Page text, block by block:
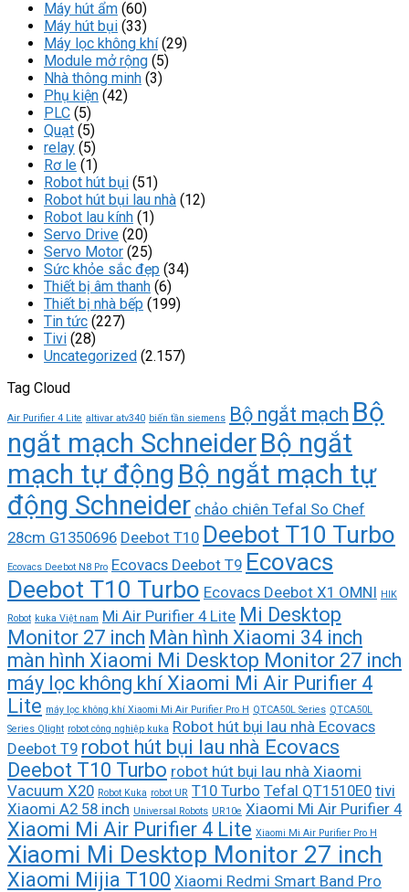
Máy hút ẩm (60)
Máy hút bụi (33)
Máy lọc không khí(29)
Module mở rộng (5)
Nhà thông minh (3)
Phụ kiện (42)
PLC (5)
Quạt (5)
relay (5)
Rơ le (1)
Robot hút bụi (51)
Robot hút bụi lau nhà (12)
Robot lau kính (1)
Servo Drive (20)
Servo Motor (25)
Sức khỏe sắc đẹp (34)
Thiết bị âm thanh (6)
Thiết bị nhà bếp (199)
Tin tức (227)
Tivi (28)
Uncategorized (2.157)
Tag Cloud
Air Purifier 4 Lite altivar atv340 biến tần siemens Bộ ngắt mạch Bộ
ngắt mạch SchneiderBộ ngắt
mạch tự động Bộ ngắt mạch tự
động Schneider chảo chiên Tefal So Chef
28cm G1350696 Deebot T10 Deebot T10 Turbo
Ecovacs Deebot N8 Pro Ecovacs Deebot T9 Ecovacs
Deebot T10 Turbo Ecovacs Deebot X1 OMNI HIK
Robot kuka Việt nam Mi Air Purifier 4 Lite Mi Desktop
Monitor 27 inch Màn hình Xiaomi 34 inch
màn hình Xiaomi Mi Desktop Monitor 27 inch
máy lọc không khí Xiaomi Mi Air Purifier 4
Lite máy lọc không khí Xiaomi Mi Air Purifier Pro H QTCA50L Series QTCA50L
Series Qlight robot công nghiệp kuka Robot hút bụi lau nhà Ecovacs
Deebot T9 robot hút bụi lau nhà Ecovacs
Deebot T10 Turbo robot hút bụi lau nhà Xiaomi
Vacuum X20 Robot Kuka robot UR T10 Turbo Tefal QT1510E0 tivi
Xiaomi A2 58 inch Universal Robots UR10e Xiaomi Mi Air Purifier 4
Xiaomi Mi Air Purifier 4 Lite Xiaomi Mi Air Purifier Pro H
Xiaomi Mi Desktop Monitor 27 inch
Xiaomi Mijia T100 Xiaomi Redmi Smart Band Pro